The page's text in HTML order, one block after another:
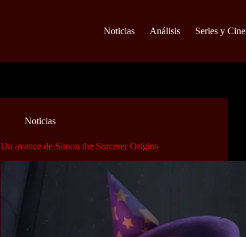
Noticias Análisis Series y Cine
Noticias
Un avance de Simon the Sorcerer Origins